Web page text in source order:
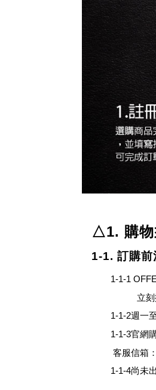
△1. 購物
1-1. 訂購前
1-1-1
立刻掛
1-1-2週一
1-1-3官網
客服信箱
1-1-4尚未